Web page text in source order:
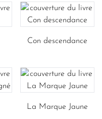
Con descendance
La Marque Jaune